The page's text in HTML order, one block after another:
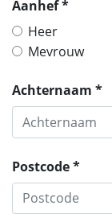
Aanhef *
Heer
Mevrouw
Achternaam *
Postcode *